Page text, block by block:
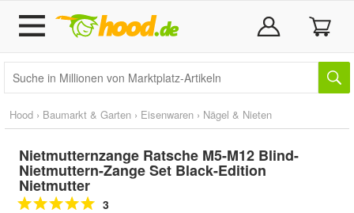
Hood › Baumarkt & Garten › Eisenwaren › Nägel & Nieten
Nietmutternzange Ratsche M5-M12 Blind-
Nietmuttern-Zange Set Black-Edition
Nietmutter
3